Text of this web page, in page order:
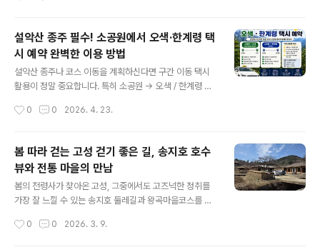
(숲나들e) 선착순 예약​준비물: 신분증 (필수!!), 등산화(또
는 트레킹화), 물, 가벼운 간식​입산 시간: 오전 9시 / 10시 /
11시 (예약한 타임에 맞춰 도착해야 해요)​🥾 곰배령 탐방
코스 (왕복 약 10km)​곰배령은 경사가 완만해서 '등산'보다
이도입니다.​생태관리센터 ~ 강선마을: 평탄한 흙길과..
설악산 종주 필수! 소공원에서 오색·한계령 택
시 예약 완벽한 이용 방법
설악산 종주나 코스 이동을 계획하신다면 구간 이동 택시
활용이 정말 중요합니다. 특히 소공원 → 오색 / 한계령 구
면 훨씬 편하게 여행할 수 있어요.🚖 설악산 소공원 → 오
다 보면 코스가 서로 연결되지 않아 이동이 필요한 경우가
많습니다.대표적으로✔ 소공원 → 오색 (남설악)✔ 소공원
→ 한계령이 구간은 택시 이용이 가장 현실적인 방법입니
다.📍 주요 이동 구간 안내출발지👉 설악산 소공원도착지
1👉 오색 남설악탐방지원센터도착지 2👉 한계령 휴게소
택시 이용이 필요한 이유✔ 등산 코스가 이어지지 않음✔
0 0 2026. 4. 23.
봄 따라 걷는 ​고성 걷기 좋은 길, 송지호 호수
뷰와 전통 마을의 만남
봄의 전령사가 찾아온 고성, 그중에서도 고즈넉한 정취를
가장 잘 느낄 수 있는 송지호 둘레길과 왕곡마을코스를 소
여행을 사랑하는 분들에게는 최고의 봄 산책로입니다.🌸
0 0 2026. 3. 9.